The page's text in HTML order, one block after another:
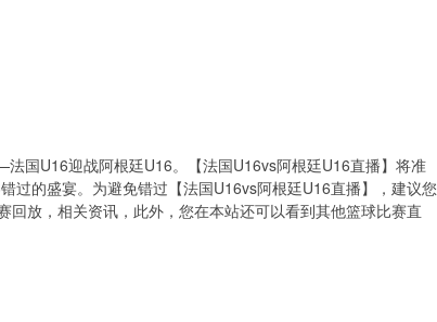
国U16迎战阿根廷U16。【法国U16vs阿根廷U16直播】将准
过的盛宴。为避免错过【法国U16vs阿根廷U16直播】，建议您
放，相关资讯，此外，您在本站还可以看到其他篮球比赛直